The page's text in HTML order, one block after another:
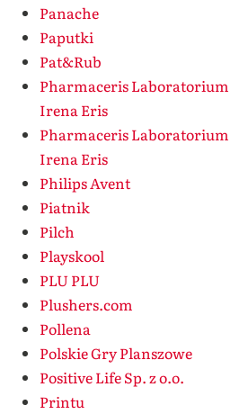
Panache
Paputki
Pat&Rub
Pharmaceris
Irena Eris
Pharmaceris
Irena Eris
Philips Avent
Piatnik
Pilch
Playskool
PLU PLU
Plushers.com
Pollena
Polskie Gry Planszowe
Positive Life Sp. z o.o.
Printu